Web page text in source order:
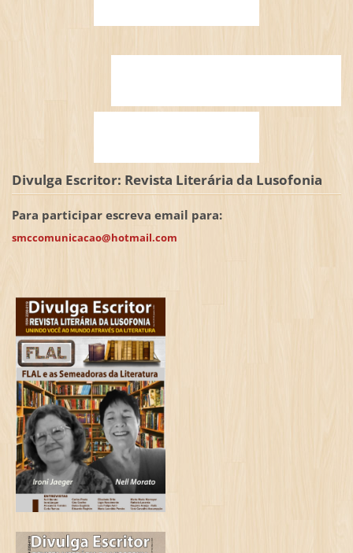
Divulga Escritor: Revista Literária da Lusofonia
Para participar escreva email para:
smccomunicacao@hotmail.com